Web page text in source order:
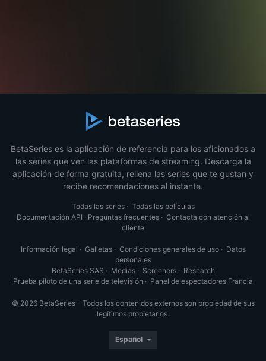
BetaSeries es la aplicación de referencia para los aficionados a
las series que ven las plataformas de streaming. Descarga la
aplicación de forma gratuita, rellena las series que te gustan y
recibe recomendaciones al instante.
Todas las series· Todas las películas
Documentación API · Preguntas frecuentes· Contacta con atención al
cliente
Información legal · Galletas· Condiciones generales de uso· Datos
personales
BetaSeries SAS · Medias· Screeners· Research
Prueba piloto de una serie de televisión · Panel de espectadores Francia
© 2026 BetaSeries - Todos los contenidos externos son propiedad de sus
legítimos propietarios.
Español